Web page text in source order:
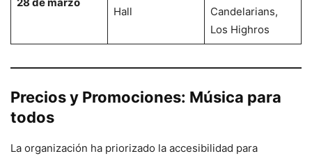
Hall
Candelarians,
Los Highros
Precios y Promociones: Música para
todos
La organización ha priorizado la accesibilidad para